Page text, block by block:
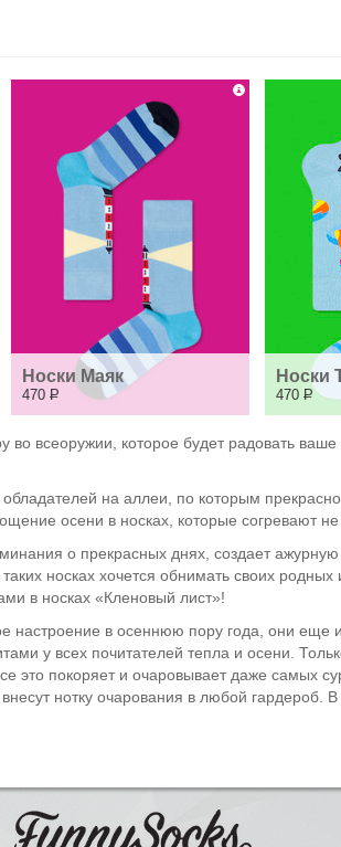
Носки Маяк
470 Р
Носки
470 Р
всеоружии, которое будет радовать
на аллеи, по которым
осени в носках, которые согревают не
о прекрасных днях, создает
носках хочется обнимать своих родных
в носках «Кленовый лист»!
настроение в осеннюю пору года, они еще
у всех почитателей тепла и осени.
это покоряет и очаровывает даже самых
нотку очарования в любой гардероб.